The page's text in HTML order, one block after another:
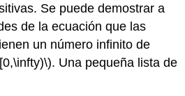
Se puede demostrar a
de la ecuación que las
un número infinito de
. Una pequeña lista de